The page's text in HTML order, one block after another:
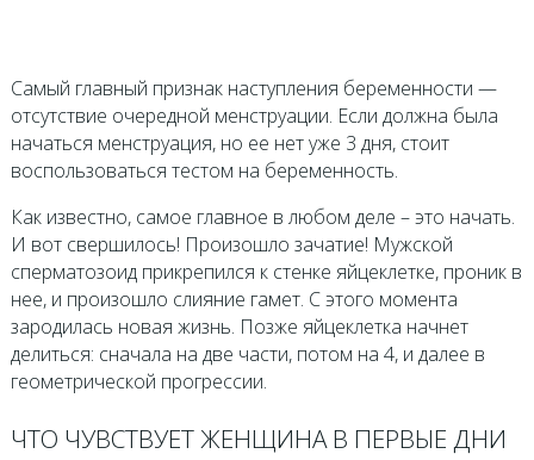
Самый главный признак наступления беременности —
отсутствие очередной менструации. Если должна была
начаться менструация, но ее нет уже 3 дня, стоит
воспользоваться тестом на беременность.
Как известно, самое главное в любом деле – это начать.
И вот свершилось! Произошло зачатие! Мужской
сперматозоид прикрепился к стенке яйцеклетке, проник в
нее, и произошло слияние гамет. С этого момента
зародилась новая жизнь. Позже яйцеклетка начнет
делиться: сначала на две части, потом на 4, и далее в
геометрической прогрессии.
ЧТО ЧУВСТВУЕТ ЖЕНЩИНА В ПЕРВЫЕ ДНИ